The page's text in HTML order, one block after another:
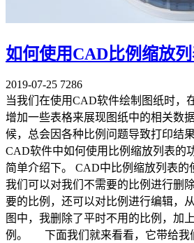
如何使用CAD比例缩放
2019-07-25 7286
当我们在使用CAD软件绘制图纸时，
增加一些表格来展现图纸中的相关数
候，总会因各种比例问题导致打印结
CAD软件中如何使用比例缩放列表的
简单介绍下。 CAD中比例缩放列表
我们可以对我们不需要的比例进行删
要的比例，还可以对比例进行编辑，
图中，我删除了平时不用的比例，加
例。 下面我们就来看看，它带给我